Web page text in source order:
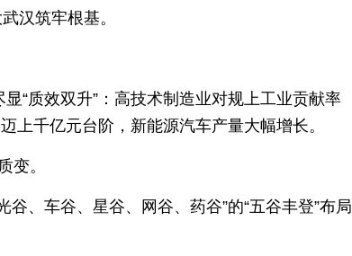
汉筑牢根基。
“质效双升”：高技术制造业对规上工业贡献率
上千亿元台阶，新能源汽车产量大幅增长。
变。
、车谷、星谷、网谷、药谷”的“五谷丰登”布局